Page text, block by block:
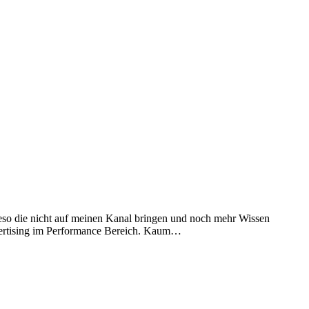
die nicht auf meinen Kanal bringen und noch mehr Wissen
im Performance Bereich. Kaum…